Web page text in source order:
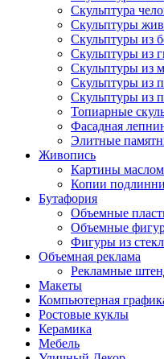
Скульптура
Скульптуры
Скульптуры из
Скульптуры из
Скульптуры из
Скульптуры из
Скульптуры из
Топиарные
Фасадная
Элитные
Живопись
Картины маслом
Копии
Бутафория
Объемные
Объемные
Фигуры из
Объемная реклама
Рекламные
Макеты
Компьютерная
Ростовые куклы
Керамика
Мебель